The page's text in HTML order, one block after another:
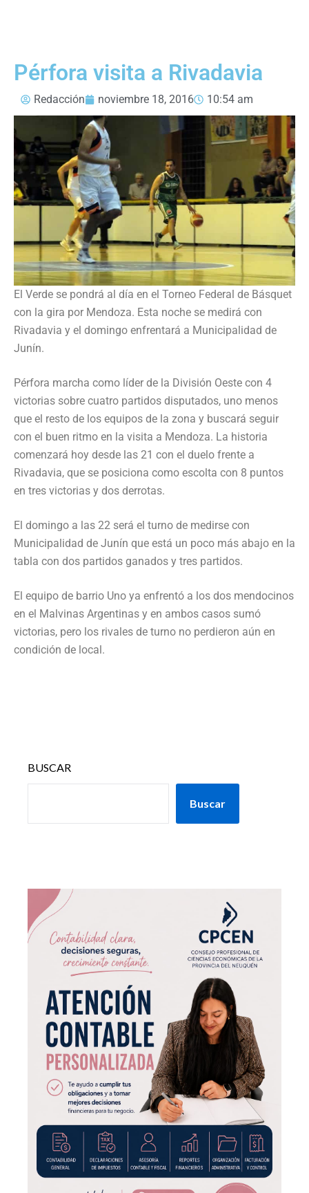
Pérfora visita a Rivadavia
Redacción noviembre 18, 2016 10:54 am
El Verde se pondrá al día en el Torneo Federal de Básquet
con la gira por Mendoza. Esta noche se medirá con
Rivadavia y el domingo enfrentará a Municipalidad de
Junín.
Pérfora marcha como líder de la División Oeste con 4
victorias sobre cuatro partidos disputados, uno menos
que el resto de los equipos de la zona y buscará seguir
con el buen ritmo en la visita a Mendoza. La historia
comenzará hoy desde las 21 con el duelo frente a
Rivadavia, que se posiciona como escolta con 8 puntos
en tres victorias y dos derrotas.
El domingo a las 22 será el turno de medirse con
Municipalidad de Junín que está un poco más abajo en la
tabla con dos partidos ganados y tres partidos.
El equipo de barrio Uno ya enfrentó a los dos mendocinos
en el Malvinas Argentinas y en ambos casos sumó
victorias, pero los rivales de turno no perdieron aún en
condición de local.
BUSCAR
Buscar